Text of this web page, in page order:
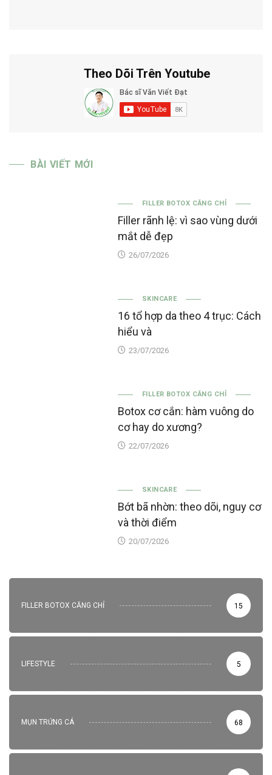
Theo Dõi Trên Youtube
BÀI VIẾT MỚI
FILLER BOTOX CĂNG CHỈ
Filler rãnh lệ: vì sao vùng dưới
mắt dễ đẹp
26/07/2026
SKINCARE
16 tổ hợp da theo 4 trục: Cách
hiểu và
23/07/2026
FILLER BOTOX CĂNG CHỈ
Botox cơ cắn: hàm vuông do
cơ hay do xương?
22/07/2026
SKINCARE
Bớt bã nhờn: theo dõi, nguy cơ
và thời điểm
20/07/2026
FILLER BOTOX CĂNG CHỈ 15
LIFESTYLE 5
MỤN TRỨNG CÁ 68